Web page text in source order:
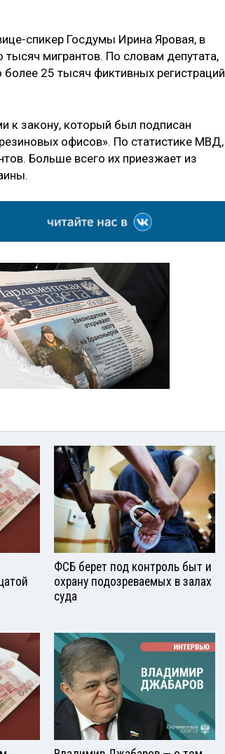
спикер Госдумы Ирина Яровая, в
мигрантов. По словам депутата,
25 тысяч фиктивных регистраций
к закону, который был подписан
офисов». По статистике МВД,
Больше всего их приезжает из
ФСБ берет под контроль быт и
охрану подозреваемых в залах
суда